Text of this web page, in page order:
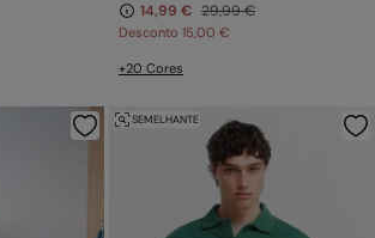
14,99 € 29,99 €
Desconto 15,00 €
+20 Cores
SEMELHANTE